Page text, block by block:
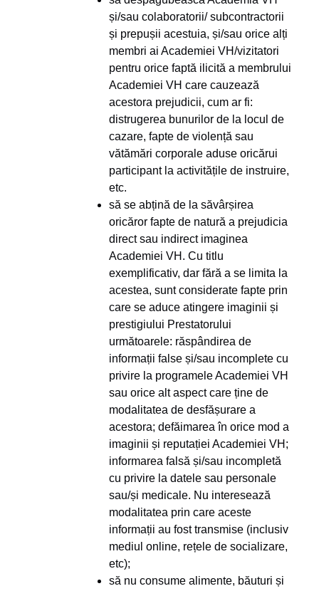
și/sau colaboratorii/ subcontractorii
și prepușii acestuia, și/sau orice alți
membri ai Academiei VH/vizitatori
pentru orice faptă ilicită a membrului
Academiei VH care cauzează
acestora prejudicii, cum ar fi:
distrugerea bunurilor de la locul de
cazare, fapte de violență sau
vătămări corporale aduse oricărui
participant la activitățile de instruire,
etc.
să se abțină de la săvârșirea
oricăror fapte de natură a prejudicia
direct sau indirect imaginea
Academiei VH. Cu titlu
exemplificativ, dar fără a se limita la
acestea, sunt considerate fapte prin
care se aduce atingere imaginii și
prestigiului Prestatorului
următoarele: răspândirea de
informații false și/sau incomplete cu
privire la programele Academiei VH
sau orice alt aspect care ține de
modalitatea de desfășurare a
acestora; defăimarea în orice mod a
imaginii și reputației Academiei VH;
informarea falsă și/sau incompletă
cu privire la datele sau personale
sau/și medicale. Nu interesează
modalitatea prin care aceste
informații au fost transmise (inclusiv
mediul online, rețele de socializare,
etc);
să nu consume alimente, băuturi și